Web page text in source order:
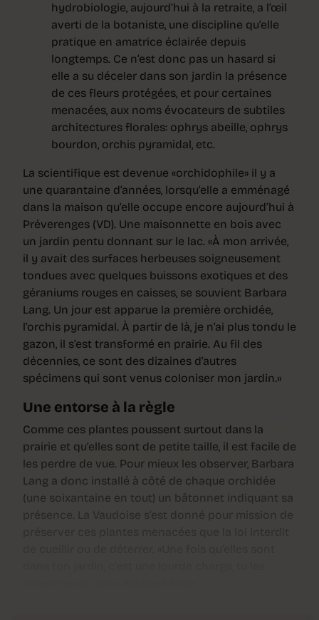
hydrobiologie, aujourd’hui à la retraite, a l’œil
averti de la botaniste, une discipline qu’elle
pratique en amatrice éclairée depuis
longtemps. Ce n’est donc pas un hasard si
elle a su déceler dans son jardin la présence
de ces fleurs protégées, et pour certaines
menacées, aux noms évocateurs de subtiles
architectures florales: ophrys abeille, ophrys
bourdon, orchis pyramidal, etc.
La scientifique est devenue «orchidophile» il y a
une quarantaine d’années, lorsqu’elle a emménagé
dans la maison qu’elle occupe encore aujourd’hui à
Préverenges (VD). Une maisonnette en bois avec
un jardin pentu donnant sur le lac. «À mon arrivée,
il y avait des surfaces herbeuses soigneusement
tondues avec quelques buissons exotiques et des
géraniums rouges en caisses, se souvient Barbara
Lang. Un jour est apparue la première orchidée,
l’orchis pyramidal. À partir de là, je n’ai plus tondu le
gazon, il s’est transformé en prairie. Au fil des
décennies, ce sont des dizaines d’autres
spécimens qui sont venus coloniser mon jardin.»
Une entorse à la règle
Comme ces plantes poussent surtout dans la
prairie et qu’elles sont de petite taille, il est facile de
les perdre de vue. Pour mieux les observer, Barbara
Lang a donc installé à côté de chaque orchidée
(une soixantaine en tout) un bâtonnet indiquant sa
présence. La Vaudoise s’est donné pour mission de